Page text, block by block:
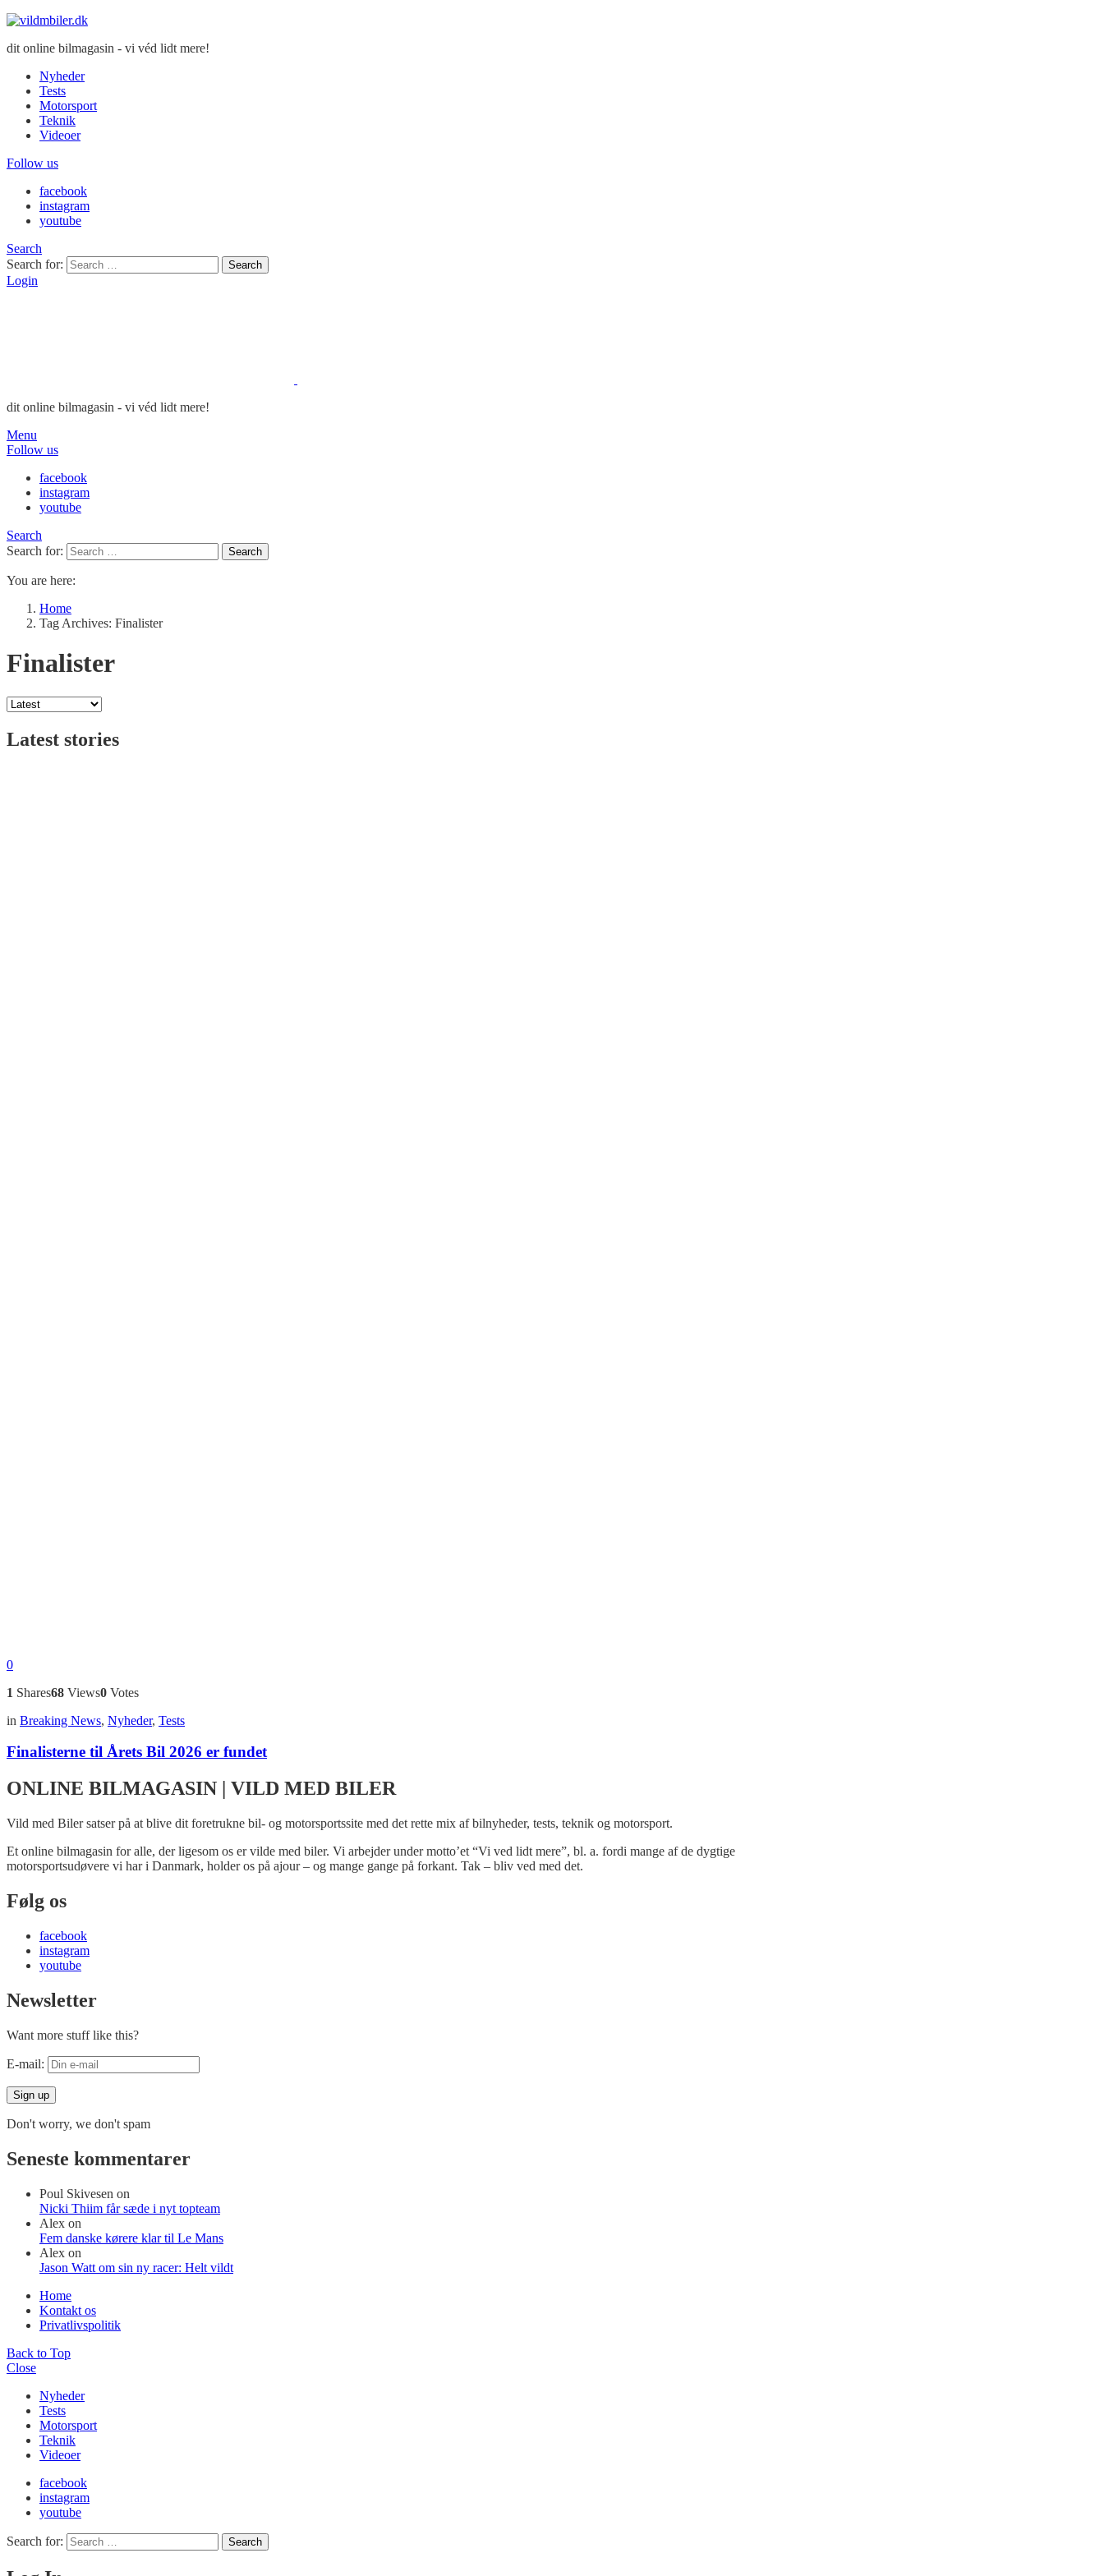
dit online bilmagasin - vi véd lidt mere!
Nyheder
Tests
Motorsport
Teknik
Videoer
Follow us
facebook
instagram
youtube
Search
Search for:
Search
Login
dit online bilmagasin - vi véd lidt mere!
Menu
Follow us
facebook
instagram
youtube
Search
Search for:
Search
You are here:
Home
Tag Archives: Finalister
Finalister
Latest stories
0
1 Shares68 Views0 Votes
in Breaking News, Nyheder, Tests
Finalisterne til Årets Bil 2026 er fundet
ONLINE BILMAGASIN | VILD MED BILER
Vild med Biler satser på at blive dit foretrukne bil- og motorsportssite med det rette mix af bilnyheder, tests, teknik og motorsport.
Et online bilmagasin for alle, der ligesom os er vilde med biler. Vi arbejder under motto’et “Vi ved lidt mere”, bl. a. fordi mange af de dygtige
motorsportsudøvere vi har i Danmark, holder os på ajour – og mange gange på forkant. Tak – bliv ved med det.
Følg os
facebook
instagram
youtube
Newsletter
Want more stuff like this?
E-mail:
Don't worry, we don't spam
Seneste kommentarer
Poul Skivesen on
Nicki Thiim får sæde i nyt topteam
Alex on
Fem danske kørere klar til Le Mans
Alex on
Jason Watt om sin ny racer: Helt vildt
Home
Kontakt os
Privatlivspolitik
Back to Top
Close
Nyheder
Tests
Motorsport
Teknik
Videoer
facebook
instagram
youtube
Search for: Search